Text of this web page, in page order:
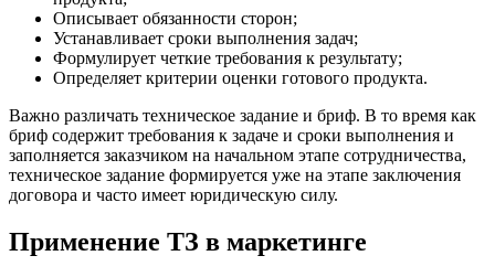
Описывает обязанности сторон;
Устанавливает сроки выполнения задач;
Формулирует четкие требования к результату;
Определяет критерии оценки готового продукта.
Важно различать техническое задание и бриф. В то время как
бриф содержит требования к задаче и сроки выполнения и
заполняется заказчиком на начальном этапе сотрудничества,
техническое задание формируется уже на этапе заключения
договора и часто имеет юридическую силу.
Применение ТЗ в маркетинге